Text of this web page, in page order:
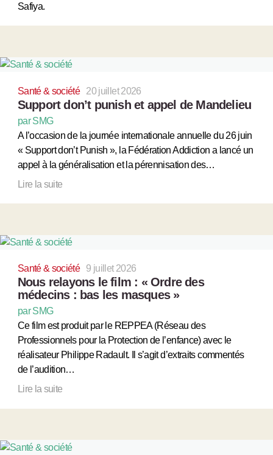
Safiya.
Santé & société 20 juillet 2026
Support don’t punish et appel de Mandelieu
par SMG
A l’occasion de la journée internationale annuelle du 26 juin
« Support don’t Punish », la Fédération Addiction a lancé un
appel à la généralisation et la pérennisation des…
Lire la suite
Santé & société 9 juillet 2026
Nous relayons le film : « Ordre des
médecins : bas les masques »
par SMG
Ce film est produit par le REPPEA (Réseau des
Professionnels pour la Protection de l’enfance) avec le
réalisateur Philippe Radault. Il s’agit d’extraits commentés
de l’audition…
Lire la suite